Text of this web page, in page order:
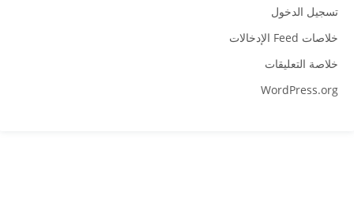
تسجيل الدخول
خلاصات Feed الإدخالات
خلاصة التعليقات
WordPress.org